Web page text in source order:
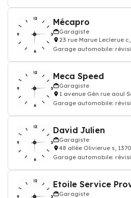
Mécapro
Garagiste
23 rue Marue Leclerue
Garage automobile:
Meca Speed
Garagiste
1 avenue Gén rue aoul
Garage automobile:
David Julien
Garagiste
48 allée Olivierue s,
Garage automobile:
Etoile Service
Garagiste